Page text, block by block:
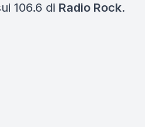
106.6 di Radio Rock.